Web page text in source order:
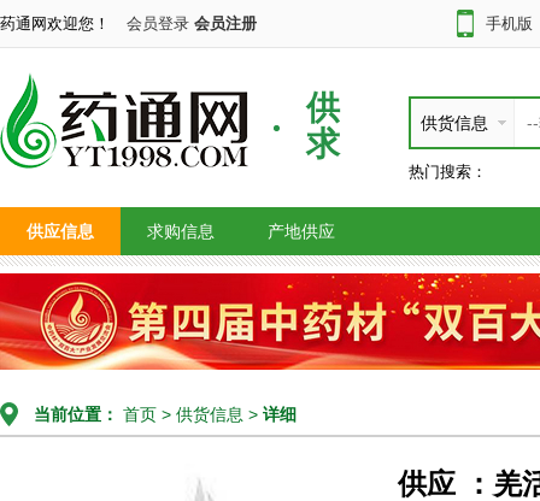
药通网欢迎您！ 会员登录 会员注册 手机版
供
求
供货信息
热门搜索：
供应信息 求购信息 产地供应
当前位置： 首页 > 供货信息 > 详细
供应 ：羌